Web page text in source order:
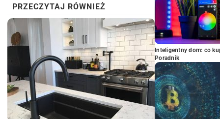
PRZECZYTAJ RÓWNIEŻ
Inteligentny dom: co
Poradnik